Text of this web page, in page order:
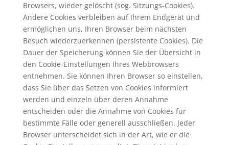
Browsers, wieder gelöscht (sog. Sitzungs-Cookies).
Andere Cookies verbleiben auf Ihrem Endgerät und
ermöglichen uns, Ihren Browser beim nächsten
Besuch wiederzuerkennen (persistente Cookies). Die
Dauer der Speicherung können Sie der Übersicht in
den Cookie-Einstellungen Ihres Webbrowsers
entnehmen. Sie können Ihren Browser so einstellen,
dass Sie über das Setzen von Cookies informiert
werden und einzeln über deren Annahme
entscheiden oder die Annahme von Cookies für
bestimmte Fälle oder generell ausschließen. Jeder
Browser unterscheidet sich in der Art, wie er die